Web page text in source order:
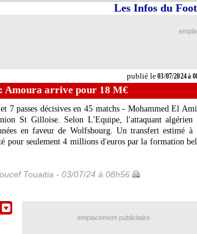
publié le03/07/2024 à
Les Infos du
Amoura arrive pour 18 M€
7 passes décisives en 45 matchs - Mohammed El
St Gilloise. Selon L'Equipe, l'attaquant algérien
en faveur de Wolfsbourg. Un transfert estimé à
pour seulement 4 millions d'euros par la formation
Touaitia - 03/07/24 à 08h56
emplacement publicitaire